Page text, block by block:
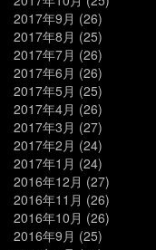
2017年9月 (26)
2017年8月 (25)
2017年7月 (26)
2017年6月 (26)
2017年5月 (25)
2017年4月 (26)
2017年3月 (27)
2017年2月 (24)
2017年1月 (24)
2016年12月 (27)
2016年11月 (26)
2016年10月 (26)
2016年9月 (25)